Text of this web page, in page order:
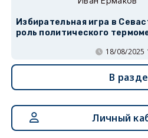
Избирательная игра в
роль политического
18/08/2025
В
Личный